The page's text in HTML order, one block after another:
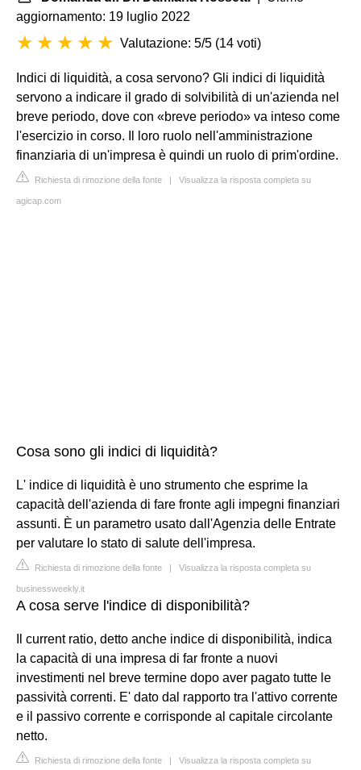
aggiornamento: 19 luglio 2022
Valutazione: 5/5 (14 voti)
Indici di liquidità, a cosa servono? Gli indici di liquidità
servono a indicare il grado di solvibilità di un'azienda nel
breve periodo, dove con «breve periodo» va inteso come
l'esercizio in corso. Il loro ruolo nell'amministrazione
finanziaria di un'impresa è quindi un ruolo di prim'ordine.
Richiesta di rimozione della fonte | Visualizza la risposta completa su
agicap.com
Cosa sono gli indici di liquidità?
L' indice di liquidità è uno strumento che esprime la
capacità dell'azienda di fare fronte agli impegni finanziari
assunti. È un parametro usato dall'Agenzia delle Entrate
per valutare lo stato di salute dell'impresa.
Richiesta di rimozione della fonte | Visualizza la risposta completa su
businessweekly.it
A cosa serve l'indice di disponibilità?
Il current ratio, detto anche indice di disponibilità, indica
la capacità di una impresa di far fronte a nuovi
investimenti nel breve termine dopo aver pagato tutte le
passività correnti. E' dato dal rapporto tra l'attivo corrente
e il passivo corrente e corrisponde al capitale circolante
netto.
Richiesta di rimozione della fonte | Visualizza la risposta completa su